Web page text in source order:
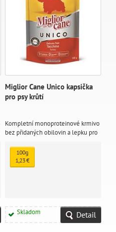
Miglior Cane Unico kapsička
pro psy krůtí
Kompletní monoproteinové krmivo
bez přidaných obilovin a lepku pro
paštika s příchutí krůtího masa.
100g
1,23 €
Skladom Detail